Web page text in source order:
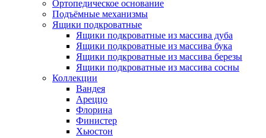
Ортопедическое основание
Подъёмные механизмы
Ящики подкроватные
Ящики подкроватные из массива дуба
Ящики подкроватные из массива бука
Ящики подкроватные из массива березы
Ящики подкроватные из массива сосны
Коллекции
Вандея
Ареццо
Флорина
Финистер
Хьюстон